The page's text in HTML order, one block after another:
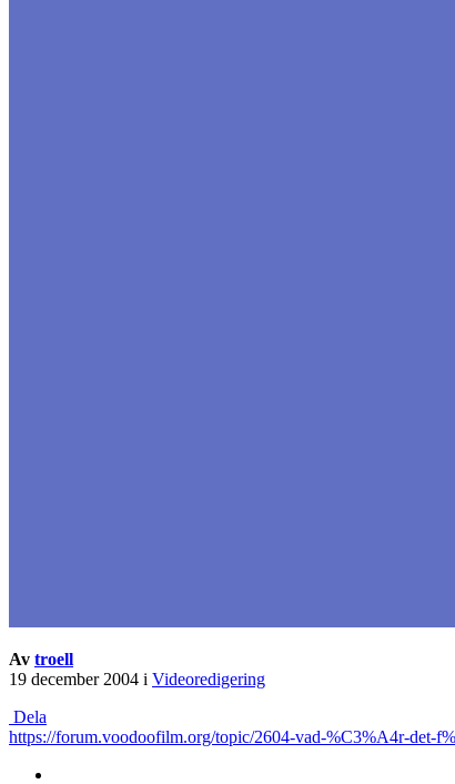
Av troell
19 december 2004 i Videoredigering
Dela
https://forum.voodoofilm.org/topic/2604-vad-%C3%A4r-det-